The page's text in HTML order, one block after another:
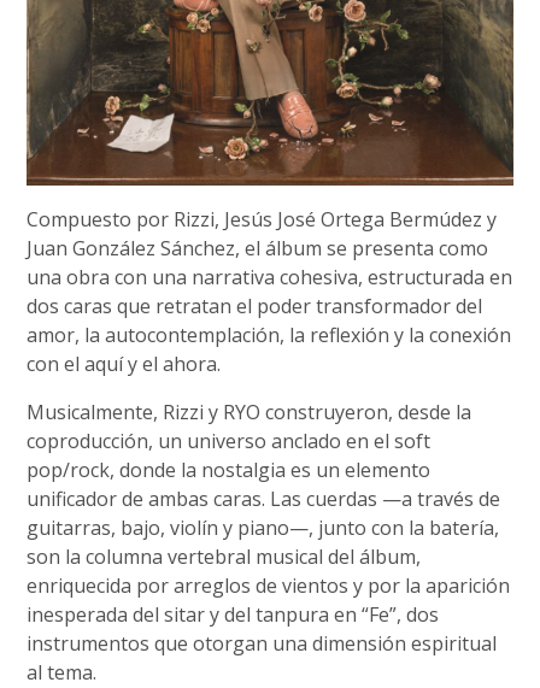
Compuesto por Rizzi, Jesús José Ortega Bermúdez y
Juan González Sánchez, el álbum se presenta como
una obra con una narrativa cohesiva, estructurada en
dos caras que retratan el poder transformador del
amor, la autocontemplación, la reflexión y la conexión
con el aquí y el ahora.
Musicalmente, Rizzi y RYO construyeron, desde la
coproducción, un universo anclado en el soft
pop/rock, donde la nostalgia es un elemento
unificador de ambas caras. Las cuerdas —a través de
guitarras, bajo, violín y piano—, junto con la batería,
son la columna vertebral musical del álbum,
enriquecida por arreglos de vientos y por la aparición
inesperada del sitar y del tanpura en “Fe”, dos
instrumentos que otorgan una dimensión espiritual
al tema.